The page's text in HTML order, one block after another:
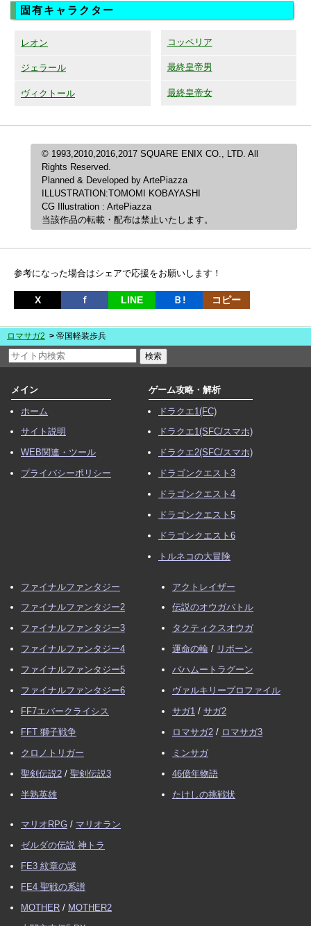
固有キャラクター
レオン
ジェラール
ヴィクトール
コッペリア
最終皇帝男
最終皇帝女
© 1993,2010,2016,2017 SQUARE ENIX CO., LTD. All
Rights Reserved.
Planned & Developed by ArtePiazza
ILLUSTRATION:TOMOMI KOBAYASHI
CG Illustration : ArtePiazza
当該作品の転載・配布は禁止いたします。
参考になった場合はシェアで応援をお願いします！
X ｆ LINE Ｂ! コピー
ロマサガ2 帝国軽装歩兵
メイン
ホーム
サイト説明
WEB関連・ツール
プライバシーポリシー
ゲーム攻略・解析
ドラクエ1(FC)
ドラクエ1(SFC/スマホ)
ドラクエ2(SFC/スマホ)
ドラゴンクエスト3
ドラゴンクエスト4
ドラゴンクエスト5
ドラゴンクエスト6
トルネコの大冒険
ファイナルファンタジー
ファイナルファンタジー2
ファイナルファンタジー3
ファイナルファンタジー4
ファイナルファンタジー5
ファイナルファンタジー6
FF7エバークライシス
FFT 獅子戦争
クロノトリガー
聖剣伝説2 / 聖剣伝説3
半熟英雄
アクトレイザー
伝説のオウガバトル
タクティクスオウガ
運命の輪 / リボーン
バハムートラグーン
ヴァルキリープロファイル
サガ1 / サガ2
ロマサガ2 / ロマサガ3
ミンサガ
46億年物語
たけしの挑戦状
マリオRPG / マリオラン
ゼルダの伝説 神トラ
FE3 紋章の謎
FE4 聖戦の系譜
MOTHER / MOTHER2